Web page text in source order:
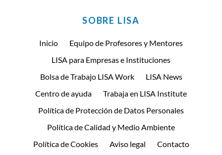
SOBRE LISA
Inicio
Equipo de Profesores y Mentores
LISA para Empresas e Instituciones
Bolsa de Trabajo LISA Work
LISA News
Centro de ayuda
Trabaja en LISA Institute
Política de Protección de Datos Personales
Política de Calidad y Medio Ambiente
Política de Cookies
Aviso legal Contacto